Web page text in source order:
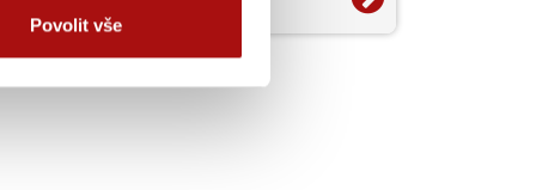
Povolit vše